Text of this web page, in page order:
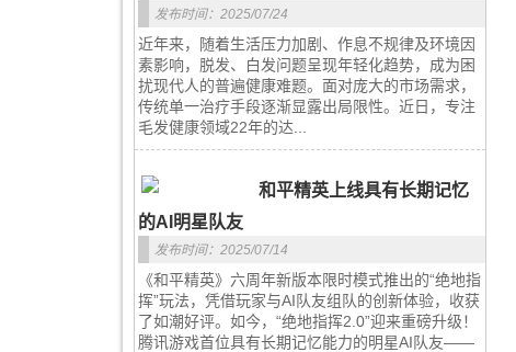
发布时间：2025/07/24
近年来，随着生活压力加剧、作息不规律及环境因
素影响，脱发、白发问题呈现年轻化趋势，成为困
扰现代人的普遍健康难题。面对庞大的市场需求，
传统单一治疗手段逐渐显露出局限性。近日，专注
毛发健康领域22年的达...
和平精英上线具有长期记忆
的AI明星队友
发布时间：2025/07/14
《和平精英》六周年新版本限时模式推出的“绝地指
挥”玩法，凭借玩家与AI队友组队的创新体验，收获
了如潮好评。如今，“绝地指挥2.0”迎来重磅升级！
腾讯游戏首位具有长期记忆能力的明星AI队友——